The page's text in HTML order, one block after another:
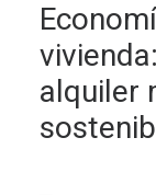
alquiler